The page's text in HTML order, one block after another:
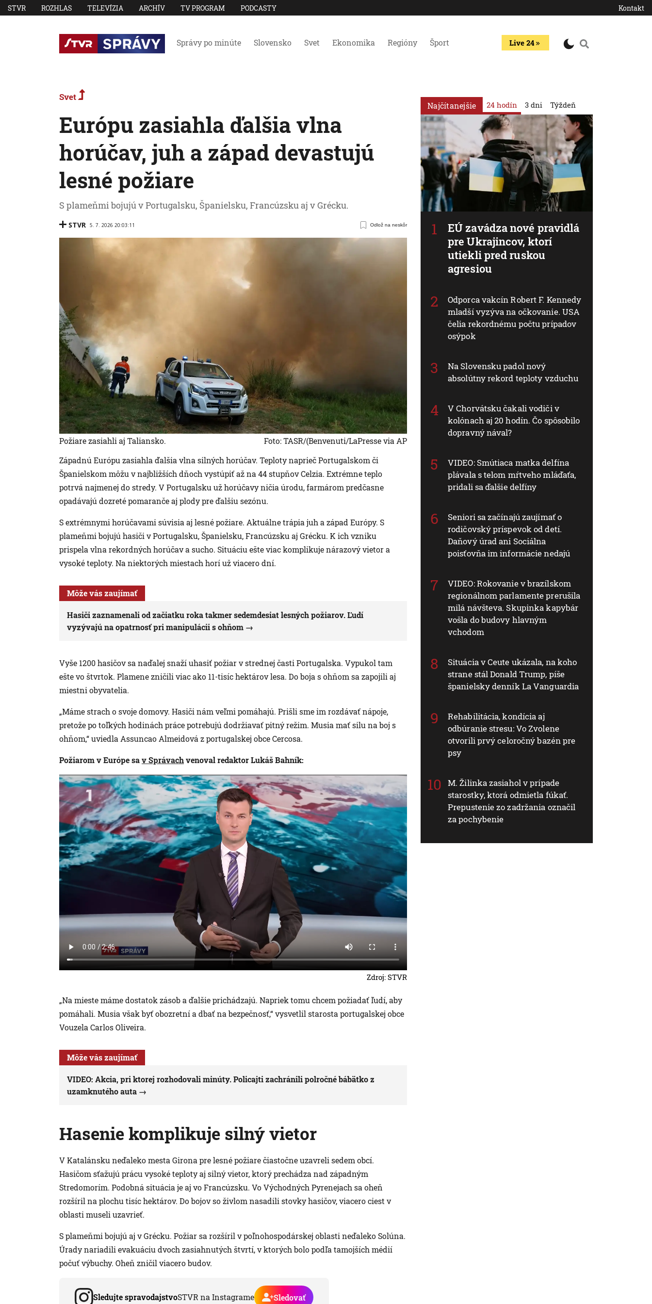
STVR ROZHLAS TELEVÍZIA ARCHÍV TV PROGRAM PODCASTY Kontakt
Správy po minúte Slovensko Svet Ekonomika Regióny Šport Live 24
Svet
Európu zasiahla ďalšia vlna
horúčav, juh a západ devastujú
lesné požiare
S plameňmi bojujú v Portugalsku, Španielsku, Francúzsku aj v Grécku.
STVR 5. 7. 2026 20:03:11 Odlož na neskôr
Požiare zasiahli aj Taliansko.
Foto: TASR/(Benvenuti/LaPresse via AP
Západnú Európu zasiahla ďalšia vlna silných horúčav. Teploty naprieč Portugalskom či
Španielskom môžu v najbližších dňoch vystúpiť až na 44 stupňov Celzia. Extrémne teplo
potrvá najmenej do stredy. V Portugalsku už horúčavy ničia úrodu, farmárom predčasne
opadávajú dozreté pomaranče aj plody pre ďalšiu sezónu.
S extrémnymi horúčavami súvisia aj lesné požiare. Aktuálne trápia juh a západ Európy. S
plameňmi bojujú hasiči v Portugalsku, Španielsku, Francúzsku aj Grécku. K ich vzniku
prispela vlna rekordných horúčav a sucho. Situáciu ešte viac komplikuje nárazový vietor a
vysoké teploty. Na niektorých miestach horí už viacero dní.
Môže vás zaujímať
Hasiči zaznamenali od začiatku roka takmer sedemdesiat lesných požiarov. Ľudí
vyzývajú na opatrnosť pri manipulácii s ohňom
Vyše 1200 hasičov sa naďalej snaží uhasiť požiar v strednej časti Portugalska. Vypukol tam
ešte vo štvrtok. Plamene zničili viac ako 11-tisíc hektárov lesa. Do boja s ohňom sa zapojili aj
miestni obyvatelia.
„Máme strach o svoje domovy. Hasiči nám veľmi pomáhajú. Prišli sme im rozdávať nápoje,
pretože po toľkých hodinách práce potrebujú dodržiavať pitný režim. Musia mať silu na boj s
ohňom,“ uviedla Assuncao Almeidová z portugalskej obce Cercosa.
Požiarom v Európesav Správachvenoval redaktor Lukáš Bahník:
Zdroj: STVR
„Na mieste máme dostatok zásob a ďalšie prichádzajú. Napriek tomu chcem požiadať ľudí, aby
pomáhali. Musia však byť obozretní a dbať na bezpečnosť,“ vysvetlil starosta portugalskej obce
Vouzela Carlos Oliveira.
Môže vás zaujímať
VIDEO: Akcia, pri ktorej rozhodovali minúty. Policajti zachránili polročné bábätko z
uzamknutého auta
Hasenie komplikuje silný vietor
V Katalánsku neďaleko mesta Girona pre lesné požiare čiastočne uzavreli sedem obcí.
Hasičom sťažujú prácu vysoké teploty aj silný vietor, ktorý prechádza nad západným
Stredomorím. Podobná situácia je aj vo Francúzsku. Vo Východných Pyrenejach sa oheň
rozšíril na plochu tisíc hektárov. Do bojov so živlom nasadili stovky hasičov, viacero ciest v
oblasti museli uzavrieť.
S plameňmi bojujú aj v Grécku. Požiar sa rozšíril v poľnohospodárskej oblasti neďaleko Solúna.
Úrady nariadili evakuáciu dvoch zasiahnutých štvrtí, v ktorých bolo podľa tamojších médií
počuť výbuchy. Oheň zničil viacero budov.
Sledujte spravodajstvoSTVR na Instagrame Sledovať
Najčítanejšie 24 hodín
EÚ zavádza nové pravidlá
pre Ukrajincov, ktorí
utiekli pred ruskou
agresiou
Odporca vakcín Robert F. Kennedy
mladší vyzýva na očkovanie. USA
čelia rekordnému počtu prípadov
osýpok
Na Slovensku padol nový
absolútny rekord teploty vzduchu
V Chorvátsku čakali vodiči v
kolónach aj 20 hodín. Čo spôsobilo
dopravný nával?
VIDEO: Smútiaca matka delfína
plávala s telom mŕtveho mláďaťa,
pridali sa ďalšie delfíny
Seniori sa začínajú zaujímať o
rodičovský príspevok od detí.
Daňový úrad ani Sociálna
poisťovňa im informácie nedajú
VIDEO: Rokovanie v brazílskom
regionálnom parlamente prerušila
milá návšteva. Skupinka kapybár
vošla do budovy hlavným
vchodom
Situácia v Ceute ukázala, na koho
strane stál Donald Trump, píše
španielsky denník La Vanguardia
Rehabilitácia, kondícia aj
odbúranie stresu: Vo Zvolene
otvorili prvý celoročný bazén pre
psy
M. Žilinka zasiahol v prípade
starostky, ktorá odmietla fúkať.
Prepustenie zo zadržania označil
za pochybenie
3 dni Týždeň